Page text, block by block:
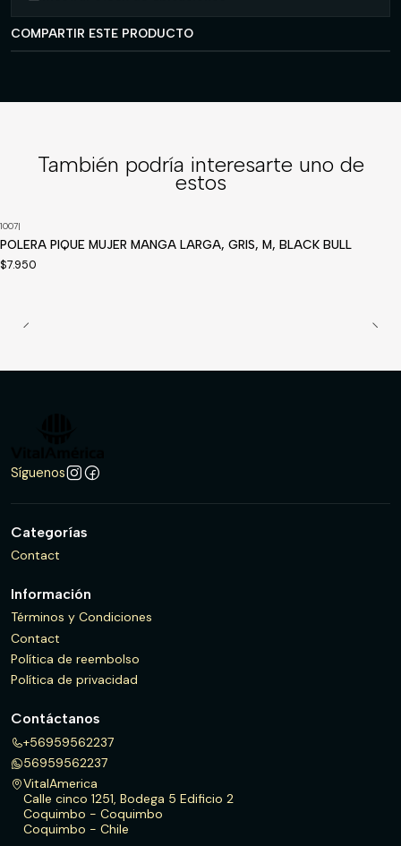
COMPARTIR ESTE PRODUCTO
También podría interesarte uno de
estos
1007|
POLERA PIQUE MUJER MANGA LARGA, GRIS, M, BLACK BULL
$7.950
Síguenos
Categorías
Contact
Información
Términos y Condiciones
Contact
Política de reembolso
Política de privacidad
Contáctanos
+56959562237
56959562237
VitalAmerica
Calle cinco 1251, Bodega 5 Edificio 2
Coquimbo - Coquimbo
Coquimbo - Chile